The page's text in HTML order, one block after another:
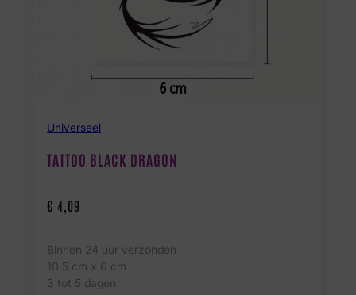
Universeel
TATTOO BLACK DRAGON
€ 4,09
Binnen 24 uur verzonden
10.5 cm x 6 cm
3 tot 5 dagen